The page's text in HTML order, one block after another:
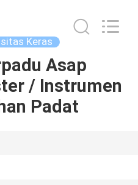
Keras
Asap
/ Instrumen
Padat